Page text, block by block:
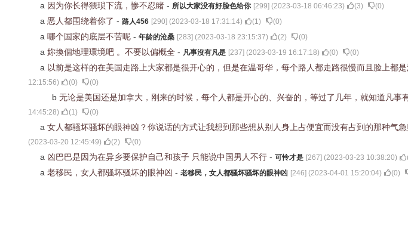
a 因为你长得猥琐下流，惨不忍睹 - 所以大家没有好脸色给你 [299] (2023-03-18 06:46:23) (3) (0)
a 恶人都围绕着你了 - 路人456 [290] (2023-03-18 17:31:14) (1) (0)
a 哪个国家的底层不苦呢 - 年龄的沧桑 [283] (2023-03-18 23:15:37) (2) (0)
a 妳換個地理環境吧 。不要以偏概全 - 凡事沒有凡是 [237] (2023-03-19 16:17:18) (0) (0)
a 以前是这样的在美国走路上大家都是很开心的，但是在温哥华，每个路人都走路很慢而且脸上都
12:15:56) (0) (0)
b 无论是美国还是加拿大，刚来的时候，每个人都是开心的、兴奋的，等过了几年，就知道凡事
14:45:28) (1) (0)
a 女人都骚坏骚坏的眼神凶？你说话的方式让我想到那些想从别人身上占便宜而没有占到的那种气
(2023-03-20 12:45:49) (2) (0)
a 凶巴巴是因为在异乡要保护自己和孩子 只能说中国男人不行 - 可怜才是 [267] (2023-03-23 10:38:20)
a 老移民，女人都骚坏骚坏的眼神凶 - 老移民，女人都骚坏骚坏的眼神凶 [246] (2023-04-01 15:20:04) (0)